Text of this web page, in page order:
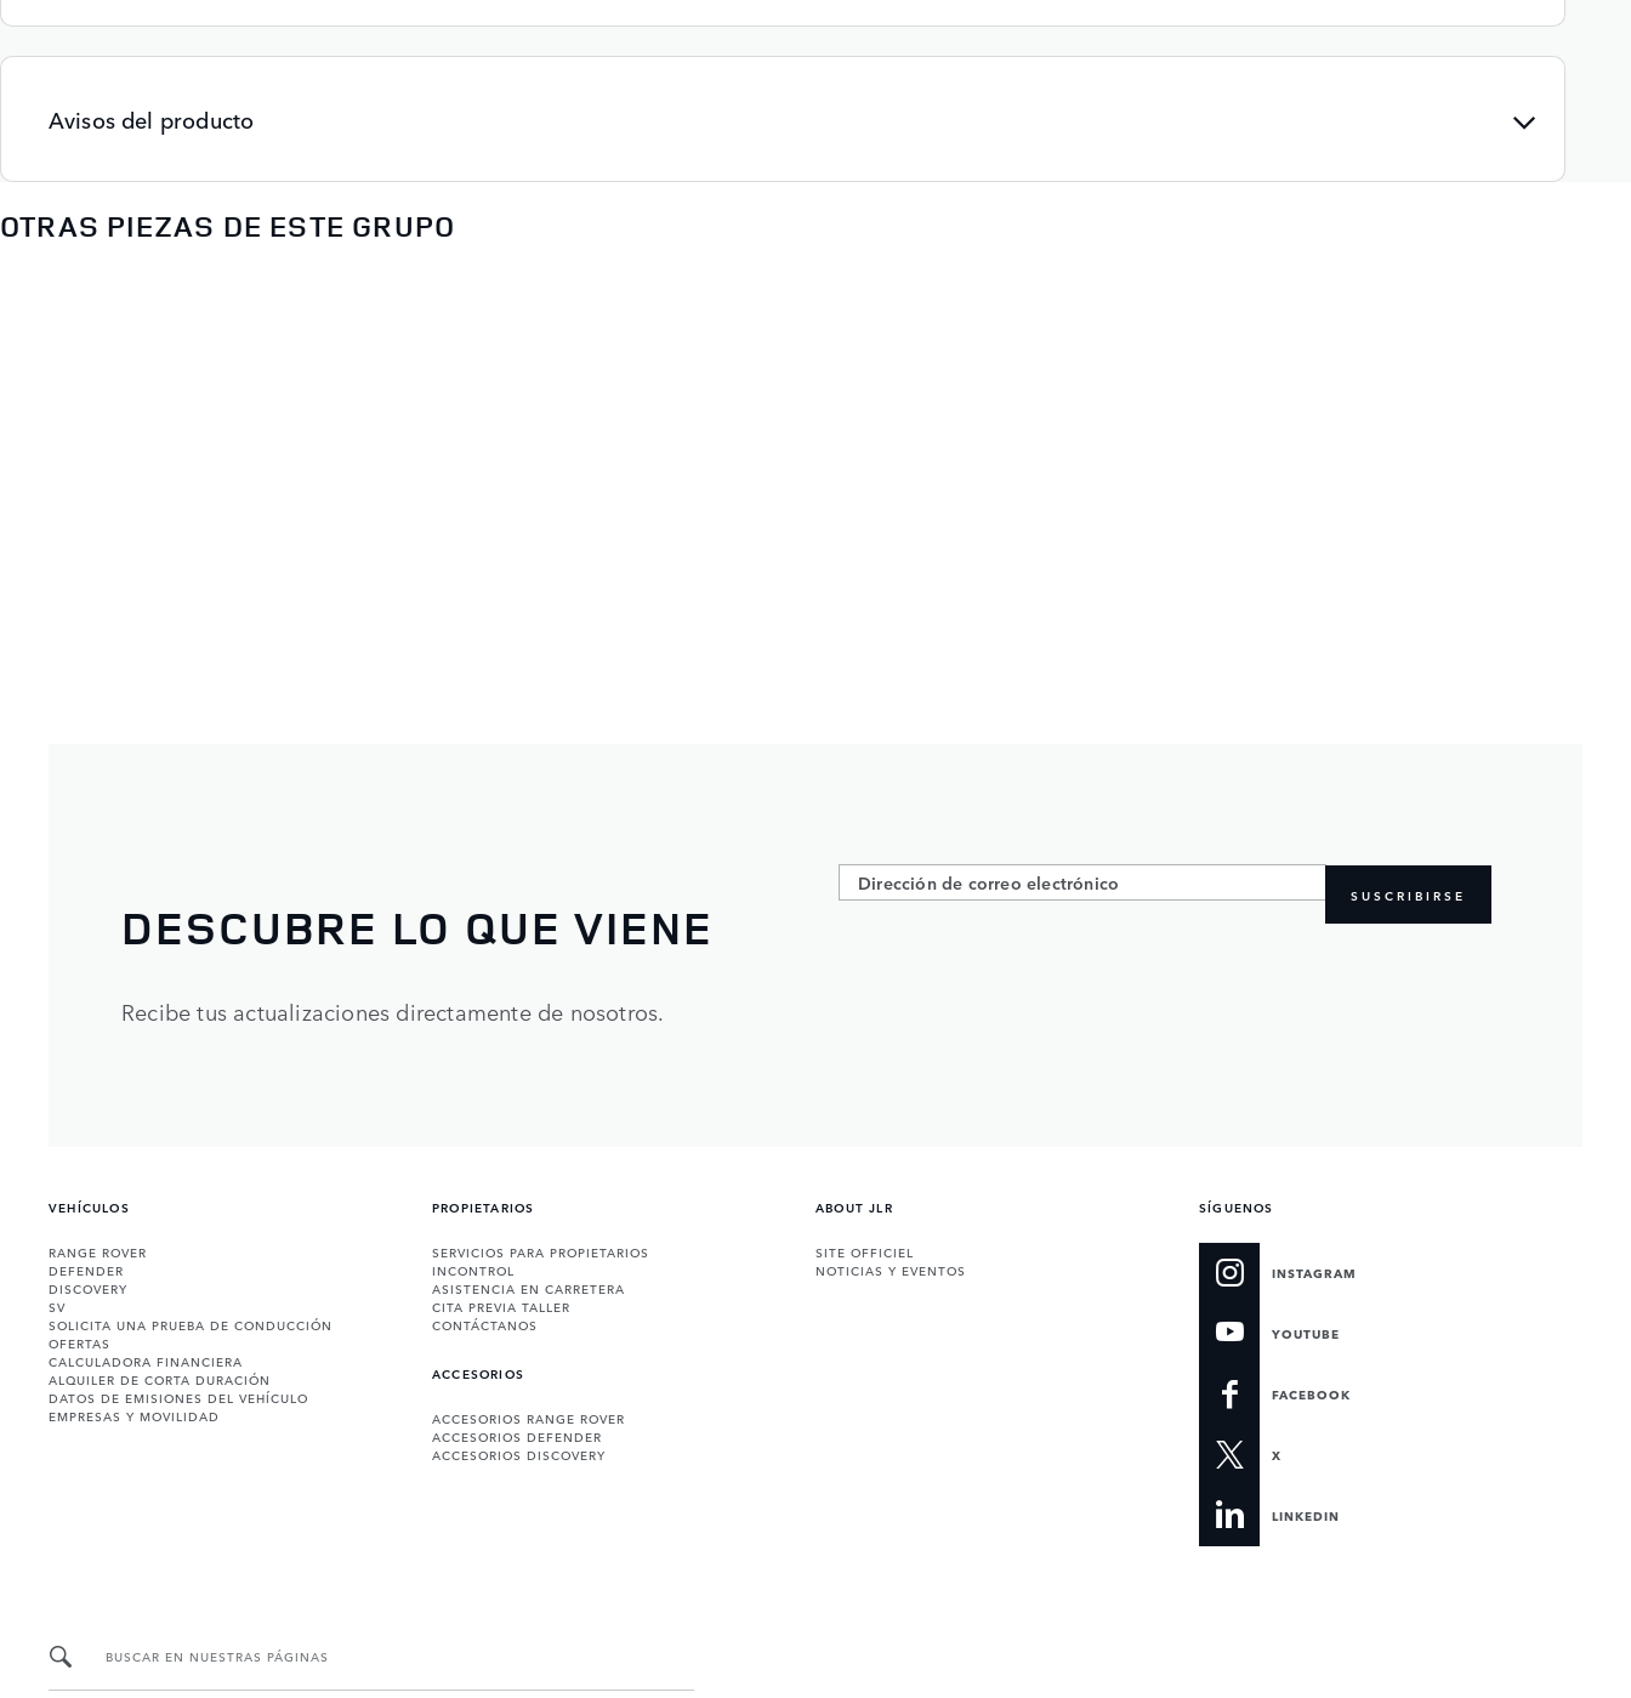
Avisos del producto
OTRAS PIEZAS DE ESTE GRUPO
DESCUBRE LO QUE VIENE
Recibe tus actualizaciones directamente de nosotros.
SUSCRIBIRSE
VEHÍCULOS
RANGE ROVER
DEFENDER
DISCOVERY
SV
SOLICITA UNA PRUEBA DE CONDUCCIÓN
OFERTAS
CALCULADORA FINANCIERA
ALQUILER DE CORTA DURACIÓN
DATOS DE EMISIONES DEL VEHÍCULO
EMPRESAS Y MOVILIDAD
PROPIETARIOS
SERVICIOS PARA PROPIETARIOS
INCONTROL
ASISTENCIA EN CARRETERA
CITA PREVIA TALLER
CONTÁCTANOS
ACCESORIOS
ACCESORIOS RANGE ROVER
ACCESORIOS DEFENDER
ACCESORIOS DISCOVERY
ABOUT JLR
SITE OFFICIEL
NOTICIAS Y EVENTOS
SÍGUENOS
INSTAGRAM
YOUTUBE
FACEBOOK
X
LINKEDIN
BUSCAR EN NUESTRAS PÁGINAS